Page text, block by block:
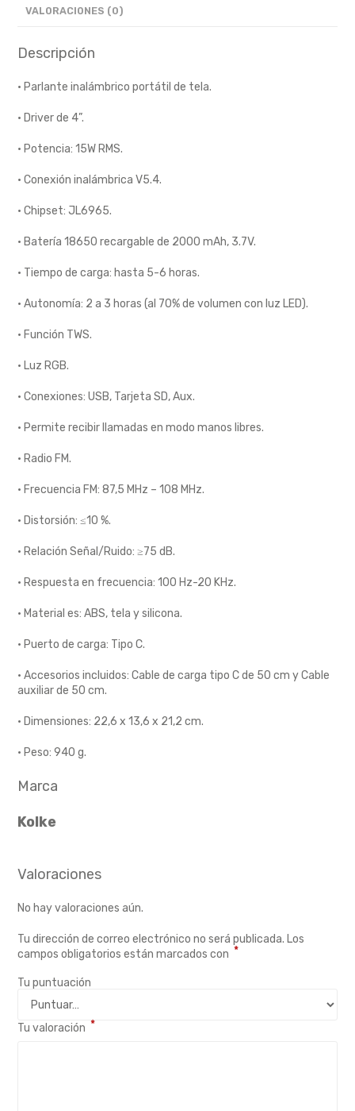
VALORACIONES (0)
Descripción
· Parlante inalámbrico portátil de tela.
· Driver de 4”.
· Potencia: 15W RMS.
· Conexión inalámbrica V5.4.
· Chipset: JL6965.
· Batería 18650 recargable de 2000 mAh, 3.7V.
· Tiempo de carga: hasta 5-6 horas.
· Autonomía: 2 a 3 horas (al 70% de volumen con luz LED).
· Función TWS.
· Luz RGB.
· Conexiones: USB, Tarjeta SD, Aux.
· Permite recibir llamadas en modo manos libres.
· Radio FM.
· Frecuencia FM: 87,5 MHz – 108 MHz.
· Distorsión: ≤10 %.
· Relación Señal/Ruido: ≥75 dB.
· Respuesta en frecuencia: 100 Hz-20 KHz.
· Material es: ABS, tela y silicona.
· Puerto de carga: Tipo C.
· Accesorios incluidos: Cable de carga tipo C de 50 cm y Cable
auxiliar de 50 cm.
· Dimensiones: 22,6 x 13,6 x 21,2 cm.
· Peso: 940 g.
Marca
Kolke
Valoraciones
No hay valoraciones aún.
Tu dirección de correo electrónico no será publicada. Los
campos obligatorios están marcados con *
Tu puntuación
Tu valoración *